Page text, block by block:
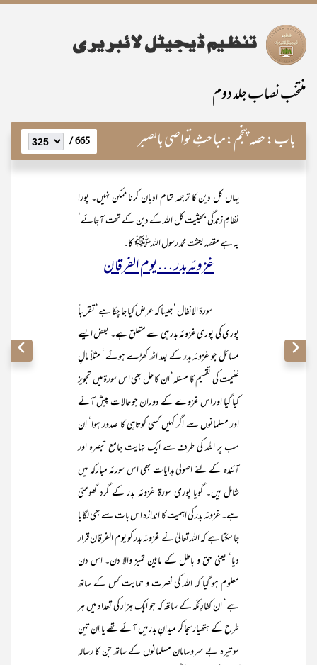
منتخب نصاب جلد دوم
باب:حصہ پنجم:مباحثِ تواصی بالصبر 665 /
یہاں کل دین کا ترجمہ تمام ادیان کرنا ممکن نہیں۔ پورا
نظامِ زندگی بحیثیت کل اللہ کے دین کے تحت آ جائے‘
یہ ہے مقصد بعثت محمد رسول اللہﷺ کا۔
غزوئہ بدر … یوم الفرقان
سورۃ الانفال ‘ جیسا کہ عرض کیا جا چکا ہے‘ تقریباً
پوری کی پوری غزوئہ بدر ہی سے متعلق ہے۔ بعض ایسے
مسائل جو غزوئہ بدر کے بعد اٹھ کھڑے ہوئے ‘ مثلاً مالِ
غنیمت کی تقسیم کا مسئلہ‘ ان کا حل بھی اس سورۃ میں تجویز
کیا گیا اور اس غزوے کے دوران جو حالات پیش آئے
اور مسلمانوں سے اگر کہیں کسی کوتاہی کا صدور ہوا‘ ان
سب پر اللہ کی طرف سے ایک نہایت جامع تبصرہ اور
آئندہ کے لئے اصولی ہدایات بھی اس سورئہ مبارکہ میں
شامل ہیں۔ گویا پوری سورۃ غزوئہ بدر کے گرد گھومتی
ہے۔ غزوئہ بدر کی اہمیت کا اندازہ اس بات سے بھی لگایا
جا سکتا ہے کہ اللہ تعالیٰ نے غزوئہ بدر کو یوم الفرقان قرار
دیا‘ یعنی حق و باطل کے مابین تمیز والا دن۔ اس دن
معلوم ہو گیا کہ اللہ کی نصرت و حمایت کس کے ساتھ
ہے‘ ان کفارِ مَکّہ کے ساتھ کہ جو ایک ہزار کی تعداد میں ہر
طرح کے ہتھیار سجا کر میدانِ بدر میں آئے تھے یا اِن تین
سو تیرہ بے سروسامان مسلمانوں کے ساتھ جن کا رسالہ